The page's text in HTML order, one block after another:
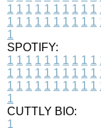
1 1 1 1 1 1 1 1 1 1
1 1 1 1 1 1 1 1 1 1
1
SPOTIFY:
1 1 1 1 1 1 1 1 1 1
1 1 1 1 1 1 1 1 1 1
1 1 1 1 1 1 1 1 1 1
1
CUTTLY BIO:
1